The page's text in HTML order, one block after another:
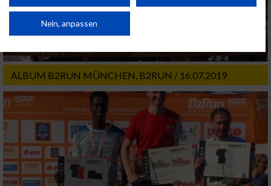
ALBUM B2RUN MÜNCHEN, B2RUN / 16.07.2019
von Inhalten.
Daten können außerhalb der Europäischen Union weitergegeben und in die
Website/App.
Partnerliste anzeigen (1 IAB-Anbieter)
Wir nutzen Ihre Daten für folgende Zwecke:
IAB-Verarbeitungszwecke:
Speichern von oder Zugriff auf Informationen
auf einem Endgerät
Verwendung reduzierter Daten zur Auswahl
von Werbeanzeigen
Nein, anpassen